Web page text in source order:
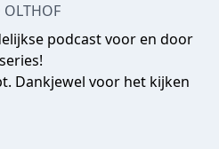
OLTHOF
podcast voor en door
Dankjewel voor het kijken